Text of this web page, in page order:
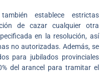
establece estrictas
de cazar cualquier otra
en la resolución, así
no autorizadas. Además, se
para jubilados provinciales
del arancel para tramitar el